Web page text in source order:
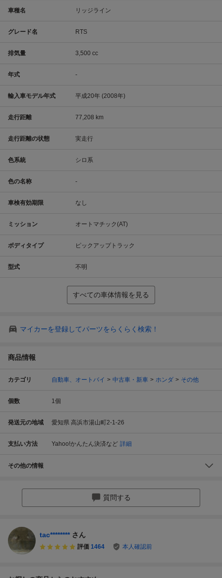
車種名 リッジライン
グレード名 RTS
排気量 3,500 cc
年式 -
輸入車モデル年式 平成20年 (2008年)
走行距離 77,208 km
走行距離の状態 実走行
色系統 シロ系
色の名称 -
車検有効期限 なし
ミッション オートマチック(AT)
ボディタイプ ピックアップトラック
型式 不明
すべての車体情報を見る
マイカーを登録してパーツをらくらく検索！
商品情報
カテゴリ 自動車、オートバイ 中古車・新車 ホンダ その他
個数 1個
発送元の地域 愛知県 高浜市湯山町2-1-26
支払い方法 Yahoo!かんたん決済など 詳細
その他の情報
質問する
tac******** さん
評価 1464 本人確認前